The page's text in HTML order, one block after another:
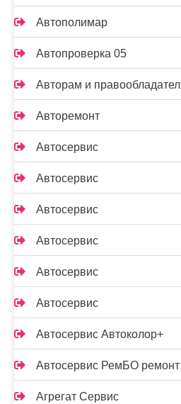
Автополимар
Автопроверка 05
Авторам и
Авторемонт
Автосервис
Автосервис
Автосервис
Автосервис
Автосервис
Автосервис
Автосервис Автоколор+
Автосервис РемБО ремонт
Агрегат Сервис